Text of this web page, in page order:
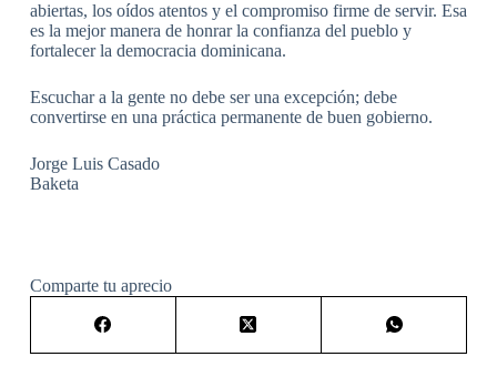
abiertas, los oídos atentos y el compromiso firme de servir. Esa
es la mejor manera de honrar la confianza del pueblo y
fortalecer la democracia dominicana.
Escuchar a la gente no debe ser una excepción; debe
convertirse en una práctica permanente de buen gobierno.
Jorge Luis Casado
Baketa
Comparte tu aprecio